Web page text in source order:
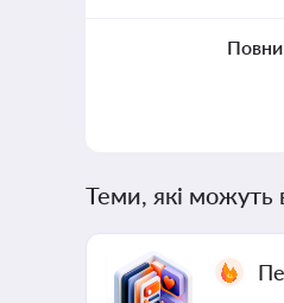
Теми, які можуть